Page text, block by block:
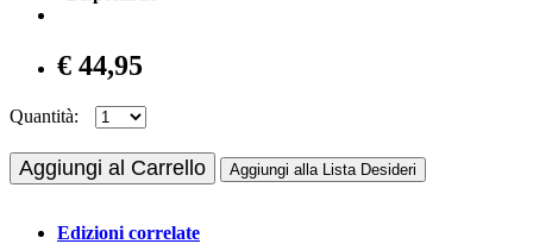
€ 44,95
Quantità:
Aggiungi al Carrello Aggiungi alla Lista Desideri
Edizioni correlate